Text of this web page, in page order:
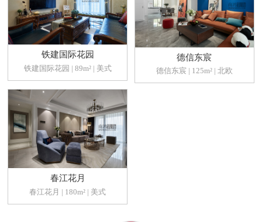
铁建国际花园
铁建国际花园 | 89m² | 美式
德信东宸
德信东宸 | 125m² | 北欧
春江花月
春江花月 | 180m² | 美式